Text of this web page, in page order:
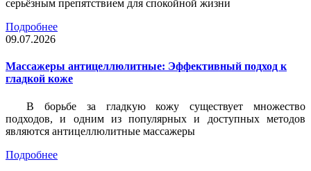
серьёзным препятствием для спокойной жизни
Подробнее
09.07.2026
Массажеры антицеллюлитные: Эффективный подход к
гладкой коже
В борьбе за гладкую кожу существует множество
подходов, и одним из популярных и доступных методов
являются антицеллюлитные массажеры
Подробнее